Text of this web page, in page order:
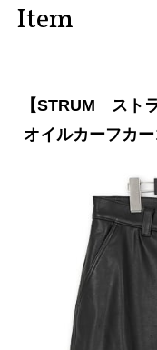
Item
【STRUM ス
オイルカーフカ